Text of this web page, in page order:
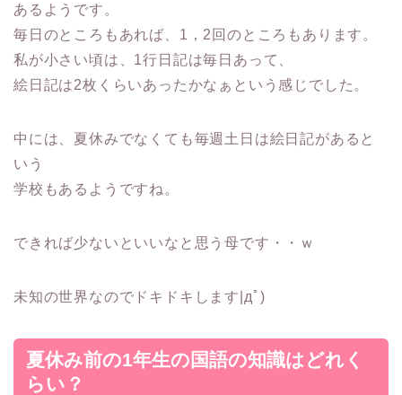
あるようです。
毎日のところもあれば、1，2回のところもあります。
私が小さい頃は、1行日記は毎日あって、
絵日記は2枚くらいあったかなぁという感じでした。
中には、夏休みでなくても毎週土日は絵日記があると
いう
学校もあるようですね。
できれば少ないといいなと思う母です・・ｗ
未知の世界なのでドキドキします|дﾟ)
夏休み前の1年生の国語の知識はどれく
らい？